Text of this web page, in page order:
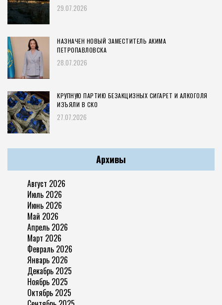
29.07.2026
НАЗНАЧЕН НОВЫЙ ЗАМЕСТИТЕЛЬ АКИМА
ПЕТРОПАВЛОВСКА
28.07.2026
КРУПНУЮ ПАРТИЮ БЕЗАКЦИЗНЫХ СИГАРЕТ И АЛКОГОЛЯ
ИЗЪЯЛИ В СКО
27.07.2026
Архивы
Август 2026
Июль 2026
Июнь 2026
Май 2026
Апрель 2026
Март 2026
Февраль 2026
Январь 2026
Декабрь 2025
Ноябрь 2025
Октябрь 2025